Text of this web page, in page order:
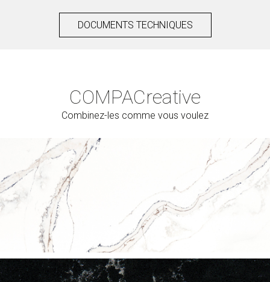
DOCUMENTS TECHNIQUES
COMPACreative
Combinez-les comme vous voulez